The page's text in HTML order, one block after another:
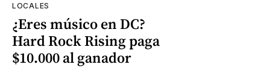
LOCALES
¿Eres músico en DC?
Hard Rock Rising paga
$10.000 al ganador